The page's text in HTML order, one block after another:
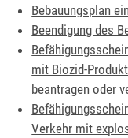
Bebauungsplan
Beendigung des
mit Biozid-
beantragen oder
Verkehr mit